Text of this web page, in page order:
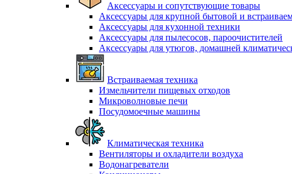
Аксессуары и сопутствующие товары
Аксессуары для крупной бытовой и
Аксессуары для кухонной техники
Аксессуары для пылесосов, пароочистителей
Аксессуары для утюгов, домашней
Встраиваемая техника
Измельчители пищевых отходов
Микроволновые печи
Посудомоечные машины
Климатическая техника
Вентиляторы и охладители воздуха
Водонагреватели